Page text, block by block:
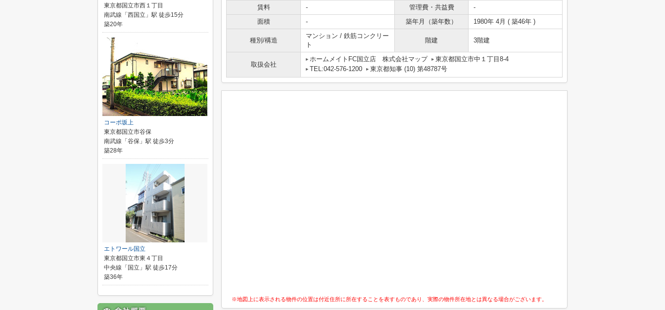
賃料 - 管理費・共益費
-
面積
- 築年月（築年数） 1980年 4月 ( 築46年 )
種別/構造
マンション / 鉄筋コンクリー
ト
階建 3階建
取扱会社
ホームメイトFC国立店 株式会社マップ
東京都国立市中１丁目8-4
TEL:042-576-1200
東京都知事 (10) 第48787号
※地図上に表示される物件の位置は付近住所に所在することを表すものであり、実際の物件所在地とは異なる場合がございます。
東京都国立市西１丁目
南武線「西国立」駅 徒歩15分
築20年
コーポ坂上
東京都国立市谷保
南武線「谷保」駅 徒歩3分
築28年
エトワール国立
東京都国立市東４丁目
中央線「国立」駅 徒歩17分
築36年